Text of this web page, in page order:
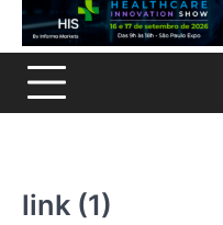
link (1)